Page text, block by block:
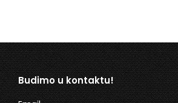
Budimo u kontaktu!